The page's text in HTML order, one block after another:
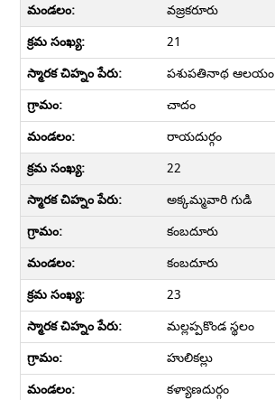
వజ్రకరూరు
21
పశుపతినాథ ఆలయం
చాదం
రాయదుర్గం
22
అక్కమ్మవారి గుడి
కంబదూరు
కంబదూరు
23
మల్లప్పకొండ స్థలం
హులికల్లు
కళ్యాణదుర్గం